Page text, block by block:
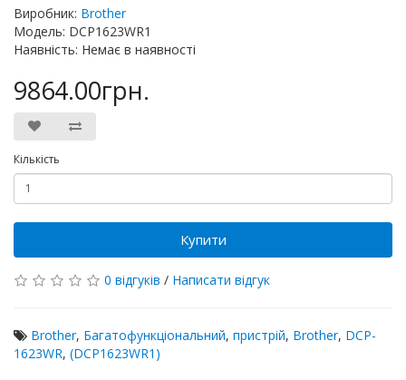
Виробник: Brother
Модель: DCP1623WR1
Наявність: Немає в наявності
9864.00грн.
Кількість
Купити
0 відгуків / Написати відгук
Brother, Багатофункціональний, пристрій, Brother, DCP-
1623WR, (DCP1623WR1)